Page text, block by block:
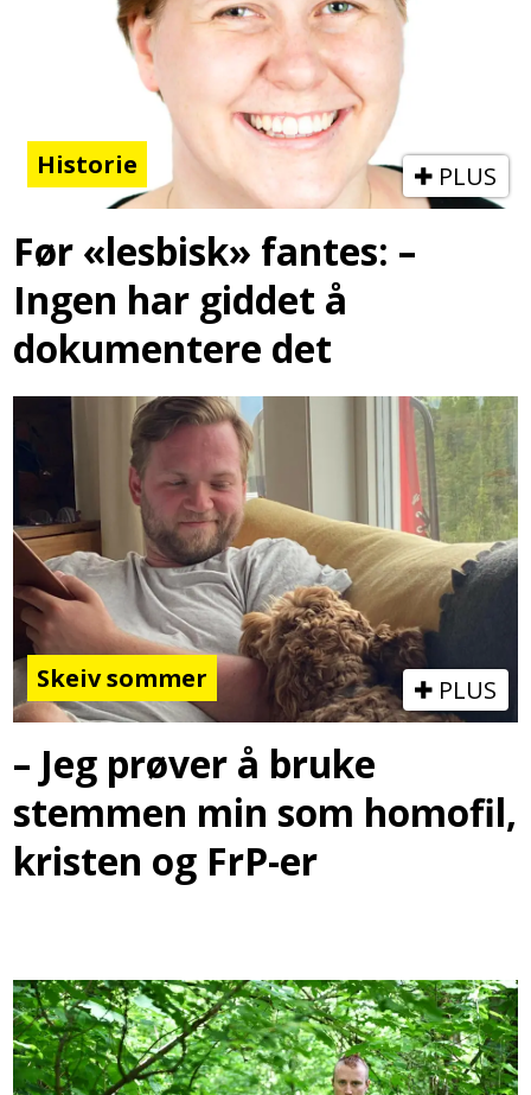
Historie PLUS
Før «lesbisk» fantes: –
Ingen har giddet å
dokumentere det
Skeiv sommer PLUS
– Jeg prøver å bruke
stemmen min som homofil,
kristen og FrP-er